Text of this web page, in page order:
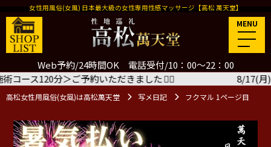
Web予約/24時間OK 電話受付/10：00～22：00
女性用風俗(女風) 日本最大級の女性専用性感マッサージ【高松 萬天堂】
MENU
高松女性用風俗(女風)は高松萬天堂 写メ日記 フクマル 1ページ目
きました🙇‍♂️ 8/17(月) 12:00 千葉萬天堂 なつめさ